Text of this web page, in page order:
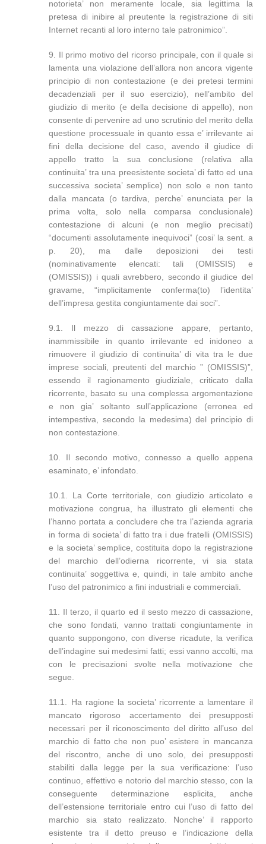
notorieta’ non meramente locale, sia legittima la
pretesa di inibire al preutente la registrazione di siti
Internet recanti al loro interno tale patronimico”.
9. Il primo motivo del ricorso principale, con il quale si
lamenta una violazione dell’allora non ancora vigente
principio di non contestazione (e dei pretesi termini
decadenziali per il suo esercizio), nell’ambito del
giudizio di merito (e della decisione di appello), non
consente di pervenire ad uno scrutinio del merito della
questione processuale in quanto essa e’ irrilevante ai
fini della decisione del caso, avendo il giudice di
appello tratto la sua conclusione (relativa alla
continuita’ tra una preesistente societa’ di fatto ed una
successiva societa’ semplice) non solo e non tanto
dalla mancata (o tardiva, perche’ enunciata per la
prima volta, solo nella comparsa conclusionale)
contestazione di alcuni (e non meglio precisati)
“documenti assolutamente inequivoci” (cosi’ la sent. a
p. 20), ma dalle deposizioni dei testi
(nominativamente elencati: tali (OMISSIS) e
(OMISSIS)) i quali avrebbero, secondo il giudice del
gravame, “implicitamente conferma(to) l’identita’
dell’impresa gestita congiuntamente dai soci”.
9.1. Il mezzo di cassazione appare, pertanto,
inammissibile in quanto irrilevante ed inidoneo a
rimuovere il giudizio di continuita’ di vita tra le due
imprese sociali, preutenti del marchio ” (OMISSIS)”,
essendo il ragionamento giudiziale, criticato dalla
ricorrente, basato su una complessa argomentazione
e non gia’ soltanto sull’applicazione (erronea ed
intempestiva, secondo la medesima) del principio di
non contestazione.
10. Il secondo motivo, connesso a quello appena
esaminato, e’ infondato.
10.1. La Corte territoriale, con giudizio articolato e
motivazione congrua, ha illustrato gli elementi che
l’hanno portata a concludere che tra l’azienda agraria
in forma di societa’ di fatto tra i due fratelli (OMISSIS)
e la societa’ semplice, costituita dopo la registrazione
del marchio dell’odierna ricorrente, vi sia stata
continuita’ soggettiva e, quindi, in tale ambito anche
l’uso del patronimico a fini industriali e commerciali.
11. Il terzo, il quarto ed il sesto mezzo di cassazione,
che sono fondati, vanno trattati congiuntamente in
quanto suppongono, con diverse ricadute, la verifica
dell’indagine sui medesimi fatti; essi vanno accolti, ma
con le precisazioni svolte nella motivazione che
segue.
11.1. Ha ragione la societa’ ricorrente a lamentare il
mancato rigoroso accertamento dei presupposti
necessari per il riconoscimento del diritto all’uso del
marchio di fatto che non puo’ esistere in mancanza
del riscontro, anche di uno solo, dei presupposti
stabiliti dalla legge per la sua verificazione: l’uso
continuo, effettivo e notorio del marchio stesso, con la
conseguente determinazione esplicita, anche
dell’estensione territoriale entro cui l’uso di fatto del
marchio sia stato realizzato. Nonche’ il rapporto
esistente tra il detto preuso e l’indicazione della